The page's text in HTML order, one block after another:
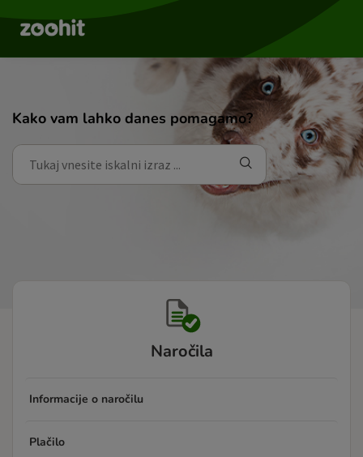
Kako vam lahko danes pomagamo?
Naročila
Informacije o naročilu
Plačilo